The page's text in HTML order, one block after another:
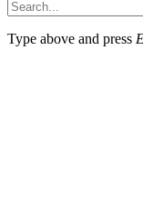
Type above and press